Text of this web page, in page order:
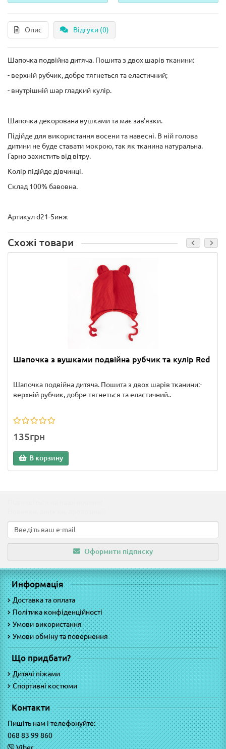
Опис Відгуки (0)
Шапочка подвійна дитяча. Пошита з двох шарів тканини:
- верхній рубчик, добре тягнеться та еластичний;
- внутрішній шар гладкий кулір.
Шапочка декорована вушками та має зав'язки.
Підійде для використання восени та навесні. В ній голова
дитини не буде ставати мокрою, так як тканина натуральна.
Гарно захистить від вітру.
Колір підійде дівчинці.
Склад 100% бавовна.
Артикул d21-5инж
Схожі товари
Шапочка з вушками подвійна рубчик та кулір Red
Шапочка подвійна дитяча. Пошита з двох шарів тканини:-
верхній рубчик, добре тягнеться та еластичний..
135грн
В корзину
Оформити підписку
Информація
Доставка та оплата
Політика конфіденційності
Умови використання
Умови обміну та повернення
Що придбати?
Дитячі піжами
Спортивні костюми
Контакти
Пишіть нам і телефонуйте:
068 83 99 860